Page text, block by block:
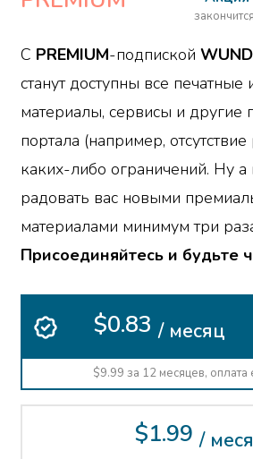
С PREMIUM-подпиской
станут доступны все печатные
материалы, сервисы и другие
портала (например,
каких-либо ограничений. Ну
радовать вас новыми
материалами минимум три
Присоединяйтесь и будьте
$0.83 / месяц
$9.99 за 12 месяцев,
$1.99 /